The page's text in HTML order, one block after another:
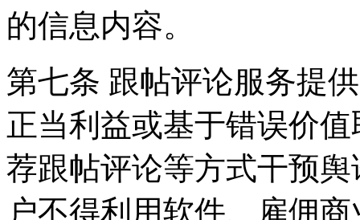
的信息内容。
第七条 跟帖评论服务提
正当利益或基于错误价
荐跟帖评论等方式干预
户不得利用软件、雇佣